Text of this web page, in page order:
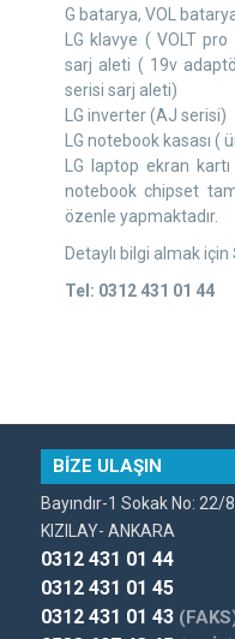
G batarya, VOL
LG klavye ( VOLT
sarj aleti ( 19v
serisi sarj aleti)
LG inverter (AJ serisi)
LG notebook kasası (
LG laptop ekran
notebook chipset
özenle yapmaktadır.
Detaylı bilgi almak için
Tel: 0312 431 01 44
BİZE ULAŞIN
Bayındır-1 Sokak No: 22/8
KIZILAY- ANKARA
0312 431 01 44
0312 431 01 45
0312 431 01 43